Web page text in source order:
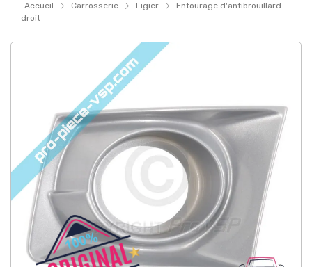
Accueil Carrosserie Ligier
Entourage d'antibrouillard
droit